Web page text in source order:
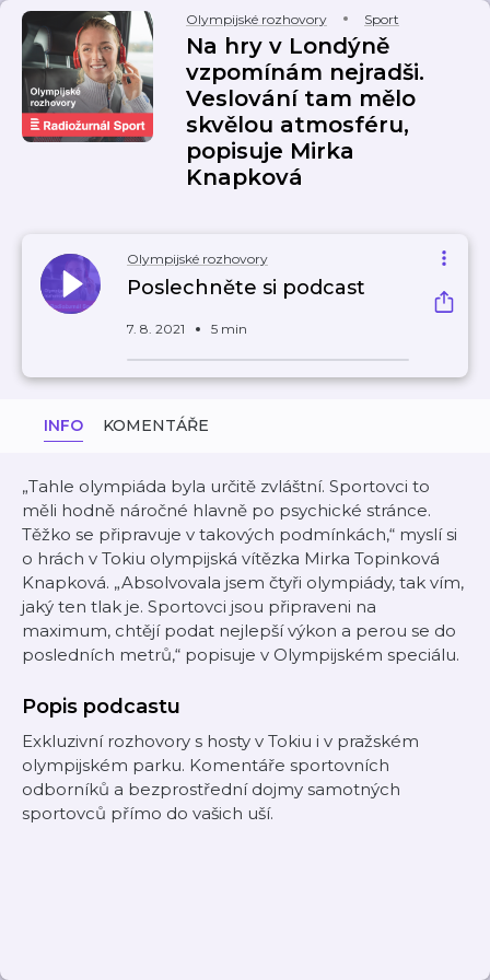
Olympijské rozhovory Sport
Na hry v Londýně
vzpomínám nejradši.
Veslování tam mělo
skvělou atmosféru,
popisuje Mirka
Knapková
Olympijské rozhovory
Poslechněte si podcast
7. 8. 2021 5 min
INFO KOMENTÁŘE
„Tahle olympiáda byla určitě zvláštní. Sportovci to
měli hodně náročné hlavně po psychické stránce.
Těžko se připravuje v takových podmínkách,“ myslí si
o hrách v Tokiu olympijská vítězka Mirka Topinková
Knapková. „Absolvovala jsem čtyři olympiády, tak vím,
jaký ten tlak je. Sportovci jsou připraveni na
maximum, chtějí podat nejlepší výkon a perou se do
posledních metrů,“ popisuje v Olympijském speciálu.
Popis podcastu
Exkluzivní rozhovory s hosty v Tokiu i v pražském
olympijském parku. Komentáře sportovních
odborníků a bezprostřední dojmy samotných
sportovců přímo do vašich uší.